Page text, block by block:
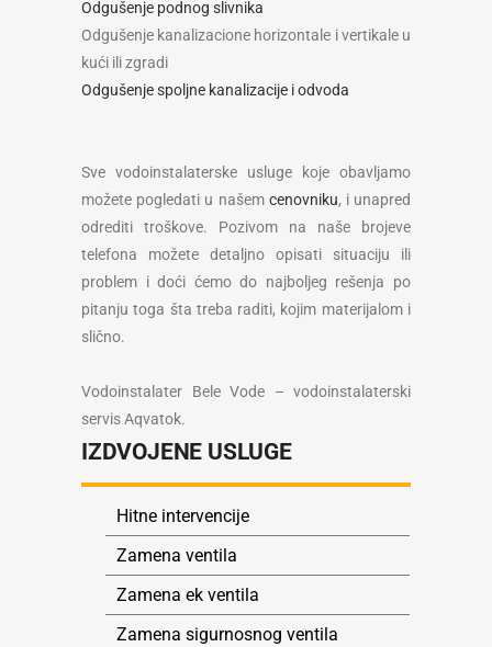
Odgušenje podnog slivnika
Odgušenje kanalizacione horizontale i vertikale u
kući ili zgradi
Odgušenje spoljne kanalizacije i odvoda
Sve vodoinstalaterske usluge koje obavljamo
možete pogledati u našem cenovniku, i unapred
odrediti troškove. Pozivom na naše brojeve
telefona možete detaljno opisati situaciju ili
problem i doći ćemo do najboljeg rešenja po
pitanju toga šta treba raditi, kojim materijalom i
slično.
Vodoinstalater Bele Vode – vodoinstalaterski
servis Aqvatok.
IZDVOJENE USLUGE
Hitne intervencije
Zamena ventila
Zamena ek ventila
Zamena sigurnosnog ventila